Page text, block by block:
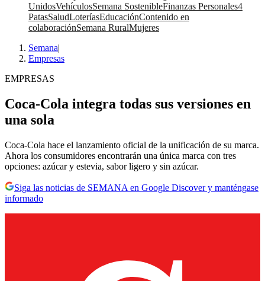
UnidosVehículosSemana SostenibleFinanzas Personales4
PatasSaludLoteríasEducaciónContenido en
colaboraciónSemana RuralMujeres
Semana|
Empresas
EMPRESAS
Coca-Cola integra todas sus versiones en
una sola
Coca-Cola hace el lanzamiento oficial de la unificación de su marca.
Ahora los consumidores encontrarán una única marca con tres
opciones: azúcar y estevia, sabor ligero y sin azúcar.
Siga las noticias de SEMANA en Google Discover y manténgase
informado